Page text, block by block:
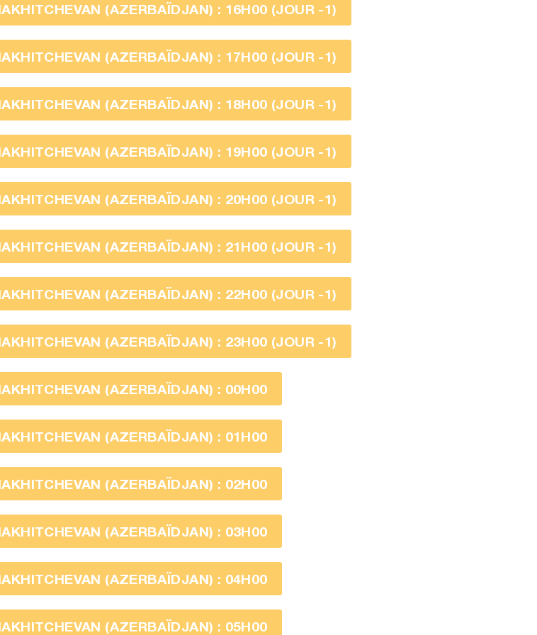
(AZERBAÏDJAN) : 16H00 (JOUR -1)
(AZERBAÏDJAN) : 17H00 (JOUR -1)
(AZERBAÏDJAN) : 18H00 (JOUR -1)
(AZERBAÏDJAN) : 19H00 (JOUR -1)
(AZERBAÏDJAN) : 20H00 (JOUR -1)
(AZERBAÏDJAN) : 21H00 (JOUR -1)
(AZERBAÏDJAN) : 22H00 (JOUR -1)
(AZERBAÏDJAN) : 23H00 (JOUR -1)
(AZERBAÏDJAN) : 00H00
(AZERBAÏDJAN) : 01H00
(AZERBAÏDJAN) : 02H00
(AZERBAÏDJAN) : 03H00
(AZERBAÏDJAN) : 04H00
(AZERBAÏDJAN) : 05H00